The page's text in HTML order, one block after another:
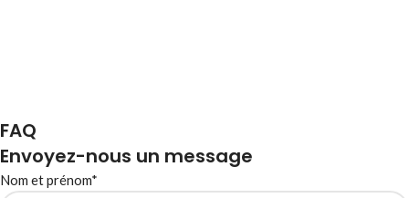
FAQ
Envoyez-nous un message
Nom et prénom*